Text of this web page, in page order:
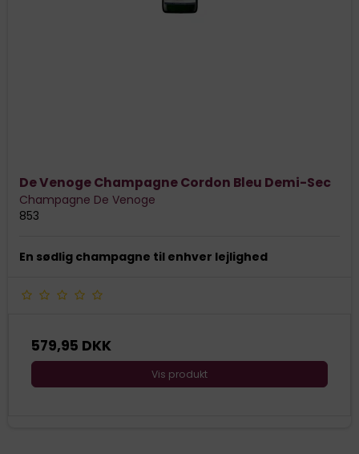
De Venoge Champagne Cordon Bleu Demi-Sec
Champagne De Venoge
853
En sødlig champagne til enhver lejlighed
579,95 DKK
Vis produkt